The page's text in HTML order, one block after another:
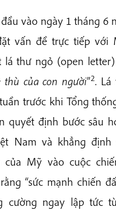
vào ngày 1 tháng 6
vấn đề trực tiếp với
lá thư ngỏ (open
của con người”2. Lá
trước khi Tổng
quyết định bước sâu
Nam và khẳng định
của Mỹ vào cuộc
“sức mạnh chiến
cường ngay lập tức